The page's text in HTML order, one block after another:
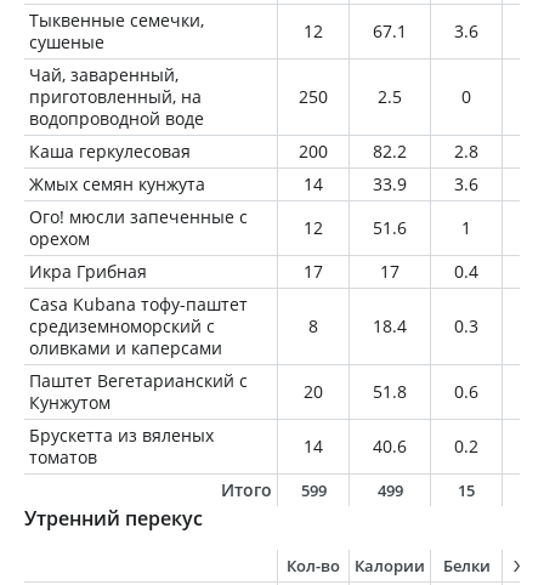
Тыквенные семечки,
сушеные
12 67.1 3.6
Чай, заваренный,
приготовленный, на
водопроводной воде
250 2.5 0
Каша геркулесовая 200 82.2 2.8
Жмых семян кунжута
14 33.9 3.6
Ого! мюсли запеченные с
орехом
12 51.6 1
Икра Грибная
17 17 0.4
Casa Kubana тофу-паштет
средиземноморский с
оливками и каперсами
8 18.4 0.3
Паштет Вегетарианский с
Кунжутом
20 51.8 0.6
Брускетта из вяленых
томатов
14 40.6 0.2
Итого
599 499 15
Утренний перекус
Кол-во Калории Белки